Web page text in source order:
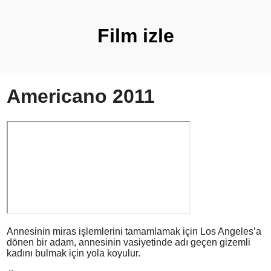
Film izle
Americano 2011
Annesinin miras işlemlerini tamamlamak için Los Angeles’a
dönen bir adam, annesinin vasiyetinde adı geçen gizemli
kadını bulmak için yola koyulur.